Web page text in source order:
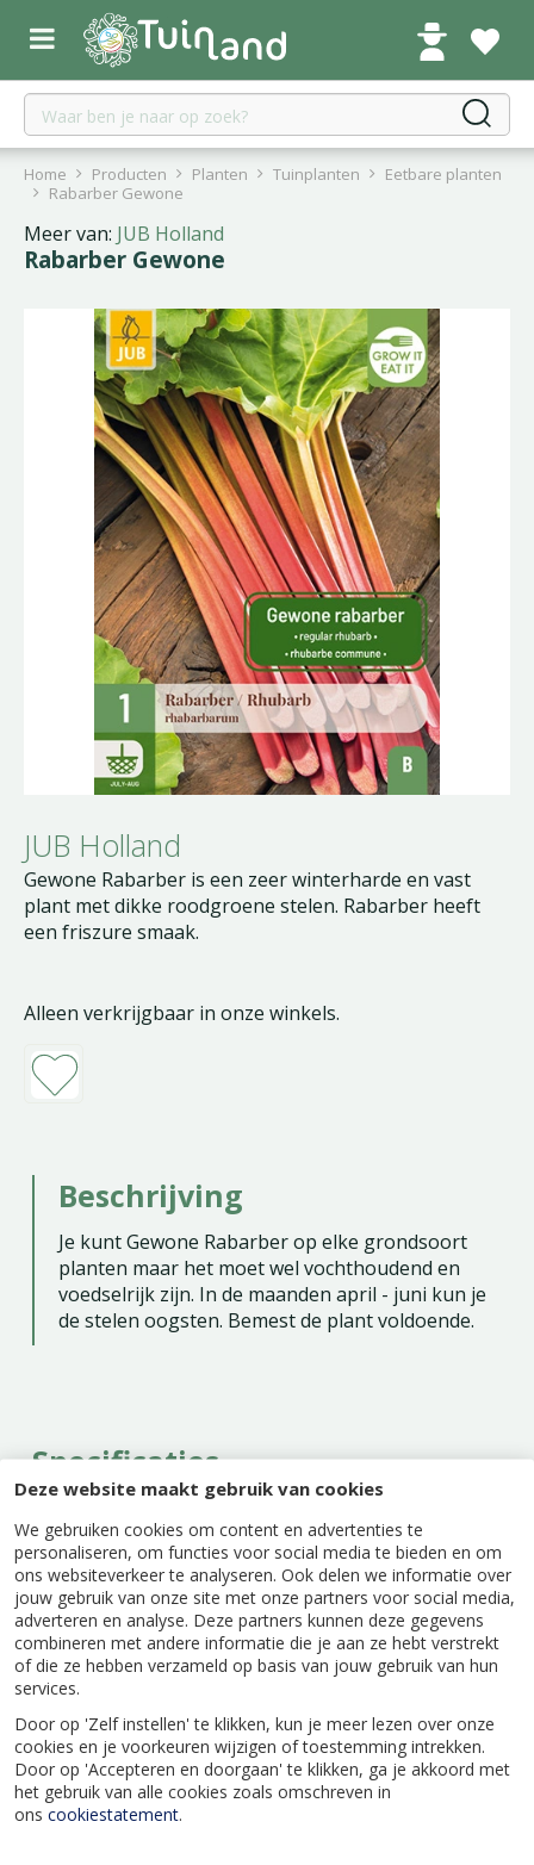
Deze website maakt gebruik van cookies
We gebruiken cookies om content en advertenties te
personaliseren, om functies voor social media te bieden en om
ons websiteverkeer te analyseren. Ook delen we informatie over
jouw gebruik van onze site met onze partners voor social media,
adverteren en analyse. Deze partners kunnen deze gegevens
combineren met andere informatie die je aan ze hebt verstrekt
of die ze hebben verzameld op basis van jouw gebruik van hun
services.
Door op 'Zelf instellen' te klikken, kun je meer lezen over onze
cookies en je voorkeuren wijzigen of toestemming intrekken.
Door op 'Accepteren en doorgaan' te klikken, ga je akkoord met
het gebruik van alle cookies zoals omschreven in
ons cookiestatement.
r
Home Producten Planten Tuinplanten
Eetbare planten
Rabarber Gewone
Meer van: JUB Holland
Rabarber Gewone
JUB Holland
Gewone Rabarber is een zeer winterharde en vast
plant met dikke roodgroene stelen. Rabarber heeft
een friszure smaak.
Alleen verkrijgbaar in onze winkels.
Beschrijving
Je kunt Gewone Rabarber op elke grondsoort
planten maar het moet wel vochthoudend en
voedselrijk zijn. In de maanden april - juni kun je
de stelen oogsten. Bemest de plant voldoende.
Specificaties
EAN code 8712438990823
Latijnse naam Rheum rhabarbarum
Merk JUB Holland
Kleur Rood
Hoogte (cm)